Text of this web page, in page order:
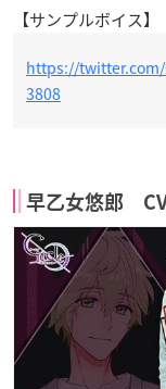
【サンプルボイス】
https://twitter.com/
3808
早乙女悠郎